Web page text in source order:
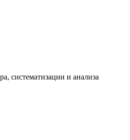
систематизации и анализа